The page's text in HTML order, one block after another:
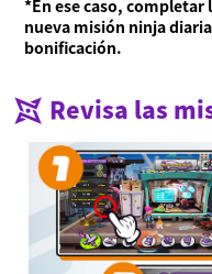
*En ese caso,
nueva misión ninja
bonificación.
Revisa las